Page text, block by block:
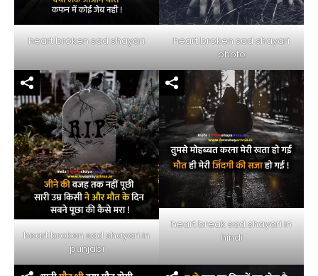
heart broken sad shayari
heart broken sad shayari
photo
heart broken sad shayari in
punjabi
heart break sad shayari in
hindi